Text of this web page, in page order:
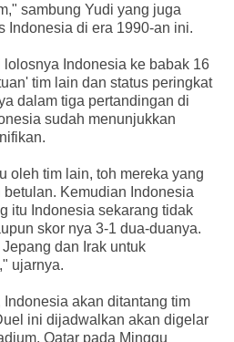
sambung Yudi yang juga
Indonesia di era 1990-an ini.
Indonesia ke babak 16
tim lain dan status peringkat
dalam tiga pertandingan di
sudah menunjukkan
oleh tim lain, toh mereka yang
Kemudian Indonesia
itu Indonesia sekarang tidak
skor nya 3-1 dua-duanya.
dan Irak untuk
ujarnya.
akan ditantang tim
ini dijadwalkan akan digelar
Qatar pada Minggu